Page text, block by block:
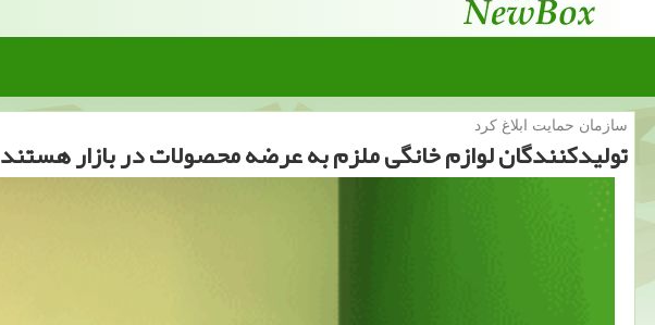
سازمان حمایت ابلاغ كرد
تولیدكنندگان لوازم خانگی ملزم به عرضه محصولات در بازار هستند